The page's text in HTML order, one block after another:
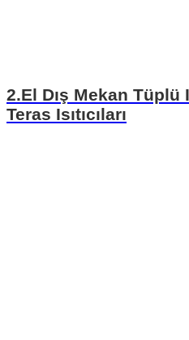
2.El Dış Mekan Tüplü
Teras Isıtıcıları